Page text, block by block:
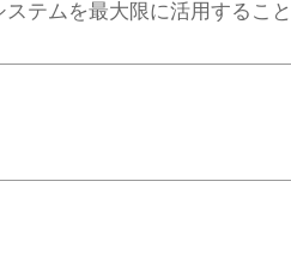
テムを最大限に活用するこ